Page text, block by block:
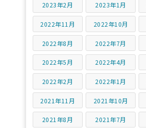
2023年2月 2023年1月
2022年11月 2022年10月
2022年8月 2022年7月
2022年5月 2022年4月
2022年2月 2022年1月
2021年11月 2021年10月
2021年8月 2021年7月